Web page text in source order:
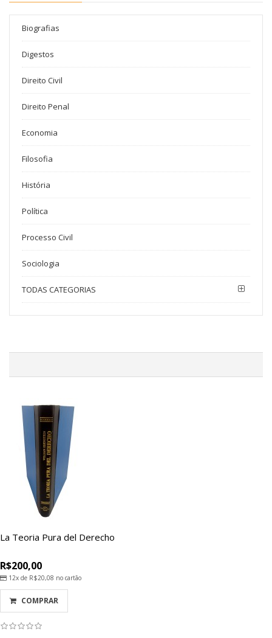
Biografias
Digestos
Direito Civil
Direito Penal
Economia
Filosofia
História
Política
Processo Civil
Sociologia
TODAS CATEGORIAS
La Teoria Pura del Derecho
R$200,00
12x de R$20,08 no cartão
COMPRAR